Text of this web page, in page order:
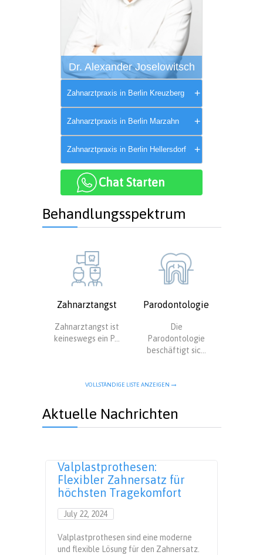
Dr. Alexander Joselowitsch
Zahnarztpraxis in Berlin Kreuzberg
Zahnarztpraxis in Berlin Marzahn
Zahnarztpraxis in Berlin Hellersdorf
Chat Starten
Behandlungsspektrum
Zahnarztangst
Zahnarztangst ist
keineswegs ein P...
Parodontologie
Die
Parodontologie
beschäftigt sic...
VOLLSTÄNDIGE LISTE ANZEIGEN
Aktuelle Nachrichten
Valplastprothesen:
Flexibler Zahnersatz für
höchsten Tragekomfort
July 22, 2024
Valplastprothesen sind eine moderne
und flexible Lösung für den Zahnersatz.